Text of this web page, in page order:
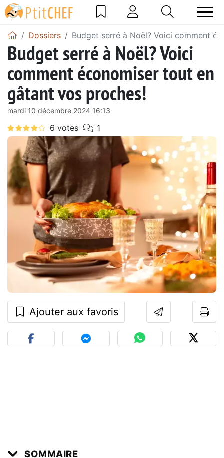
Dossiers Budget serré à Noël? Voici comment
Budget serré à Noël? Voici
comment économiser tout en
gâtant vos proches!
mardi 10 décembre 2024 16:13
Ajouter aux favoris
SOMMAIRE